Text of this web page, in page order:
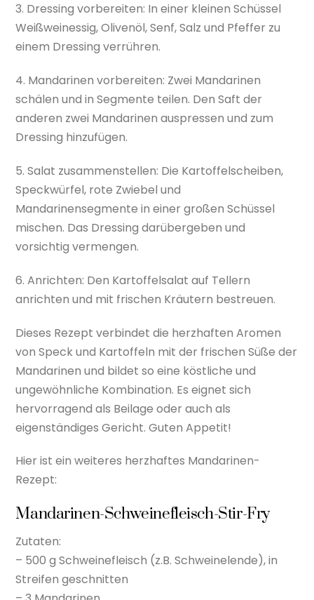
3. Dressing vorbereiten: In einer kleinen Schüssel
Weißweinessig, Olivenöl, Senf, Salz und Pfeffer zu
einem Dressing verrühren.
4. Mandarinen vorbereiten: Zwei Mandarinen
schälen und in Segmente teilen. Den Saft der
anderen zwei Mandarinen auspressen und zum
Dressing hinzufügen.
5. Salat zusammenstellen: Die Kartoffelscheiben,
Speckwürfel, rote Zwiebel und
Mandarinensegmente in einer großen Schüssel
mischen. Das Dressing darübergeben und
vorsichtig vermengen.
6. Anrichten: Den Kartoffelsalat auf Tellern
anrichten und mit frischen Kräutern bestreuen.
Dieses Rezept verbindet die herzhaften Aromen
von Speck und Kartoffeln mit der frischen Süße der
Mandarinen und bildet so eine köstliche und
ungewöhnliche Kombination. Es eignet sich
hervorragend als Beilage oder auch als
eigenständiges Gericht. Guten Appetit!
Hier ist ein weiteres herzhaftes Mandarinen-
Rezept:
Mandarinen-Schweinefleisch-Stir-Fry
Zutaten:
– 500 g Schweinefleisch (z.B. Schweinelende), in
Streifen geschnitten